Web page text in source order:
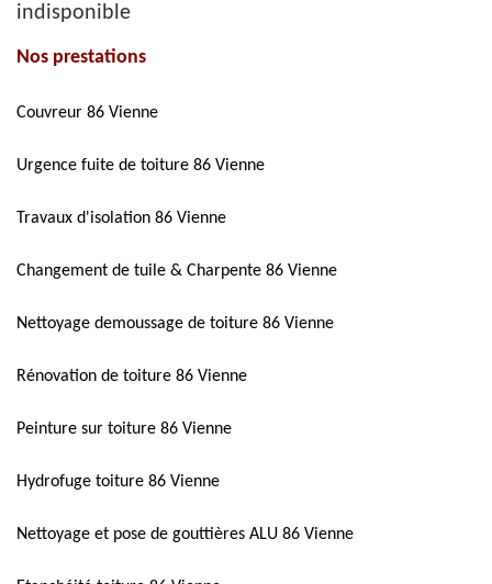
indisponible
Nos prestations
Couvreur 86 Vienne
Urgence fuite de toiture 86 Vienne
Travaux d'isolation 86 Vienne
Changement de tuile & Charpente 86 Vienne
Nettoyage demoussage de toiture 86 Vienne
Rénovation de toiture 86 Vienne
Peinture sur toiture 86 Vienne
Hydrofuge toiture 86 Vienne
Nettoyage et pose de gouttières ALU 86 Vienne